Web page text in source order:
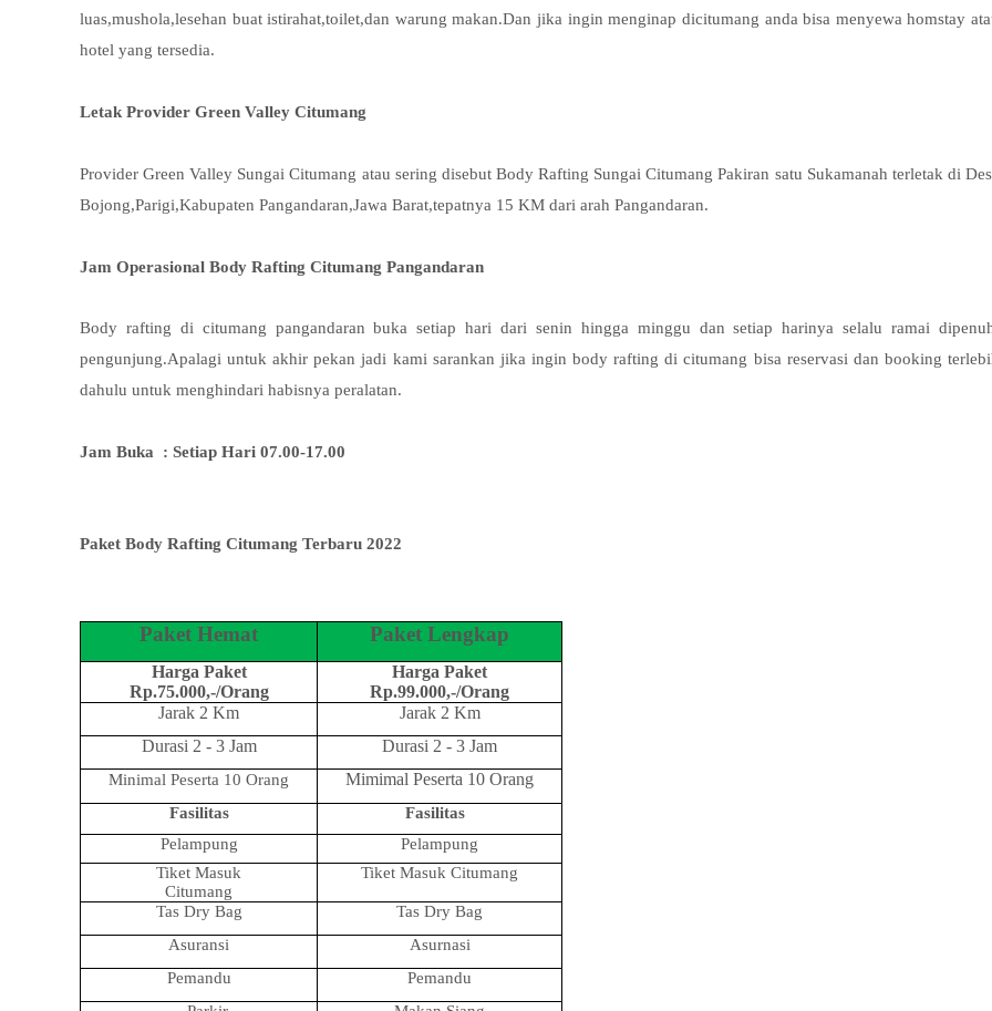
luas,mushola,lesehan buat istirahat,toilet,dan warung makan.Dan jika ingin menginap dicitumang anda bisa menyewa homstay
hotel yang tersedia.
Letak Provider Green Valley Citumang
Provider Green Valley Sungai Citumang atau sering disebut Body Rafting Sungai Citumang Pakiran satu Sukamanah terletak di
Bojong,Parigi,Kabupaten Pangandaran,Jawa Barat,tepatnya 15 KM dari arah Pangandaran.
Jam Operasional Body Rafting Citumang Pangandaran
Body rafting di citumang pangandaran buka setiap hari dari senin hingga minggu dan setiap harinya selalu ramai
pengunjung.Apalagi untuk akhir pekan jadi kami sarankan jika ingin body rafting di citumang bisa reservasi dan booking
dahulu untuk menghindari habisnya peralatan.
Jam Buka : Setiap Hari 07.00-17.00
Paket Body Rafting Citumang Terbaru 2022
Paket Hemat Paket Lengkap
Harga Paket
Rp.75.000,-/Orang
Harga Paket
Rp.99.000,-/Orang
Jarak 2 Km
Jarak 2 Km
Durasi 2 - 3 Jam
Durasi 2 - 3 Jam
Minimal Peserta 10 Orang Mimimal Peserta 10 Orang
Fasilitas
Fasilitas
Pelampung
Pelampung
Tiket Masuk
Citumang
Tiket Masuk Citumang
Tas Dry Bag
Tas Dry Bag
Asuransi
Asurnasi
Pemandu
Pemandu